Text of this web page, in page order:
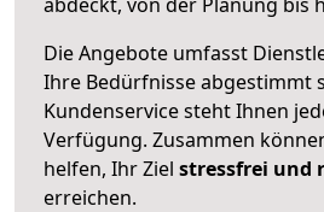
Die Angebote umfasst
Ihre Bedürfnisse abgestimmt
Kundenservice steht Ihnen
Verfügung. Zusammen
helfen, Ihr Ziel stressfrei und
erreichen.